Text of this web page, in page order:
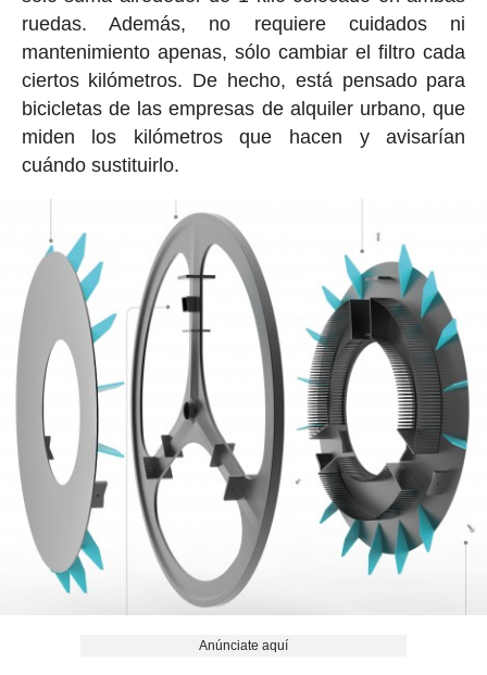
ruedas. Además, no requiere cuidados ni
mantenimiento apenas, sólo cambiar el filtro cada
ciertos kilómetros. De hecho, está pensado para
bicicletas de las empresas de alquiler urbano, que
miden los kilómetros que hacen y avisarían
cuándo sustituirlo.
Anúnciate aquí